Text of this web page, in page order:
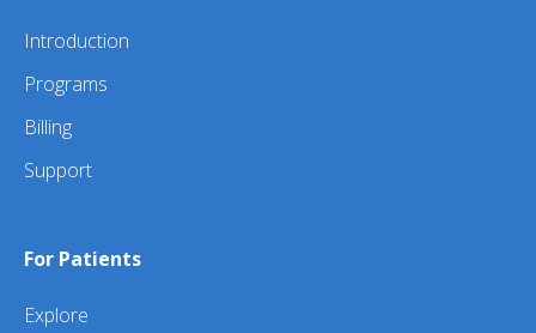
Introduction
Programs
Billing
Support
For Patients
Explore